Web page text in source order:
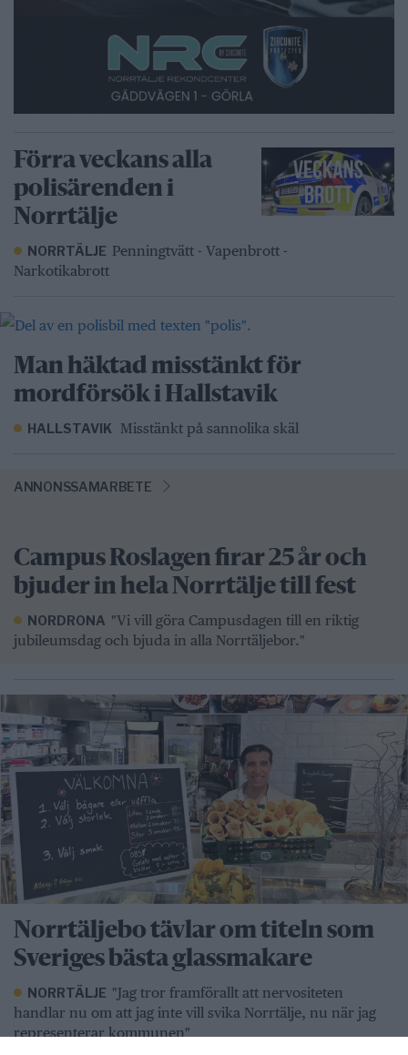
Förra veckans alla
polisärenden i
Norrtälje
NORRTÄLJE Penningtvätt - Vapenbrott -
Narkotikabrott
Man häktad misstänkt för
mordförsök i Hallstavik
HALLSTAVIK Misstänkt på sannolika skäl
ANNONSSAMARBETE
Campus Roslagen firar 25 år och
bjuder in hela Norrtälje till fest
NORDRONA "Vi vill göra Campusdagen till en riktig
jubileumsdag och bjuda in alla Norrtäljebor."
Norrtäljebo tävlar om titeln som
Sveriges bästa glassmakare
NORRTÄLJE "Jag tror framförallt att nervositeten
handlar nu om att jag inte vill svika Norrtälje, nu när jag
representerar kommunen"